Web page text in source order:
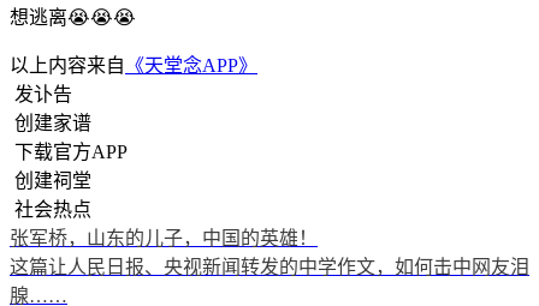
想逃离😭😭😭
以上内容来自 《天堂念APP》
发讣告
创建家谱
下载官方APP
创建祠堂
社会热点
张军桥，山东的儿子，中国的英雄！
这篇让人民日报、央视新闻转发的中学作文，如何击中网友泪
腺……